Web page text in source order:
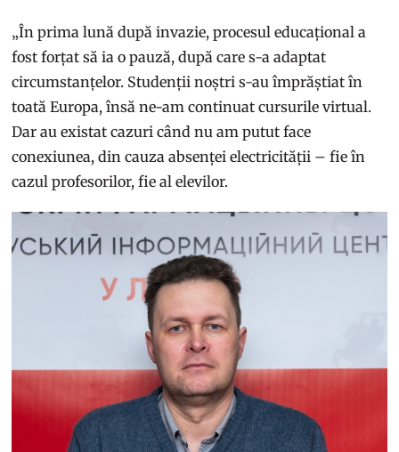
„În prima lună după invazie, procesul educațional a
fost forțat să ia o pauză, după care s-a adaptat
circumstanțelor. Studenții noștri s-au împrăștiat în
toată Europa, însă ne-am continuat cursurile virtual.
Dar au existat cazuri când nu am putut face
conexiunea, din cauza absenței electricității – fie în
cazul profesorilor, fie al elevilor.